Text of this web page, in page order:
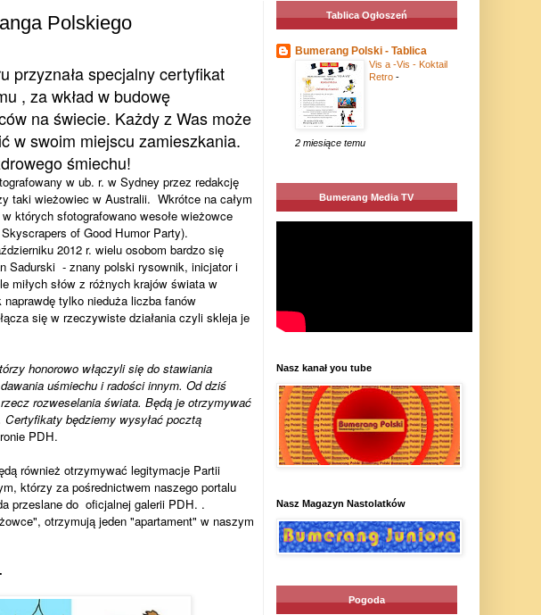
Polskiego
przyznała specjalny certyfikat
, za wkład w budowę
na świecie. Każdy z Was może
w swoim miejscu zamieszkania.
śmiechu!
w ub. r. w Sydney przez redakcję
taki wieżowiec w Australii. Wkrótce na całym
których sfotografowano wesołe wieżowce
of Good Humor Party).
2012 r. wielu osobom bardzo się
Sadurski - znany polski rysownik, inicjator i
miłych słów z różnych krajów świata w
tylko nieduża liczba fanów
się w rzeczywiste działania czyli skleja je
honorowo włączyli się do stawiania
uśmiechu i radości innym. Od dziś
rozweselania świata. Będą je otrzymywać
będziemy wysyłać pocztą
PDH.
również otrzymywać legitymacje Partii
którzy za pośrednictwem naszego portalu
przeslane do oficjalnej galerii PDH. .
otrzymują jeden "apartament" w naszym
Tablica Ogłoszeń
Bumerang Polski - Tablica
Vis a -Vis - Koktail
Retro -
2 miesiące temu
Bumerang Media TV
Nasz kanał you tube
Nasz Magazyn Nastolatków
Pogoda